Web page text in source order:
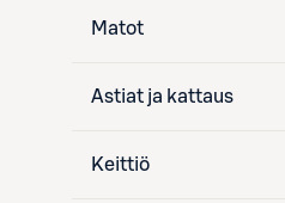
Matot
Astiat ja kattaus
Keittiö